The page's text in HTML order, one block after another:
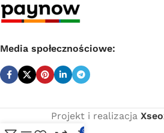
Media społecznościowe:
Projekt i realizacja
0